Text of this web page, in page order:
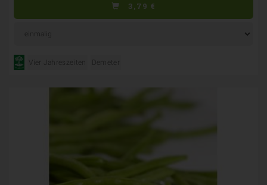
3,79€
Vier Jahreszeiten Demeter